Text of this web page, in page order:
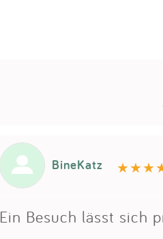
BineKatz
Ein Besuch lässt sich